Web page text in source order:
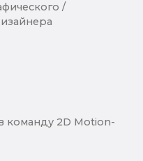
/
команду 2D Motion-